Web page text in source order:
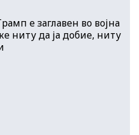
е заглавен во војна
ниту да ја добие, ниту